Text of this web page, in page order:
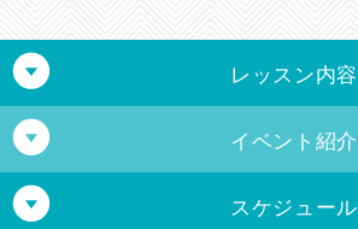
レッスン内容
初級
イベント紹介
スケジュール